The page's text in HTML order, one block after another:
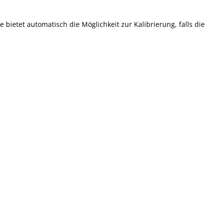
bietet automatisch die Möglichkeit zur Kalibrierung, falls die